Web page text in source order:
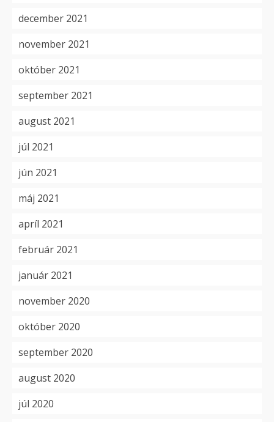
december 2021
november 2021
október 2021
september 2021
august 2021
júl 2021
jún 2021
máj 2021
apríl 2021
február 2021
január 2021
november 2020
október 2020
september 2020
august 2020
júl 2020